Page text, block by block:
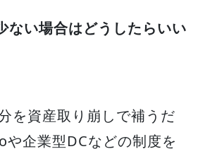
ない場合はどうしたらいい
を資産取り崩しで補うだ
や企業型DCなどの制度を